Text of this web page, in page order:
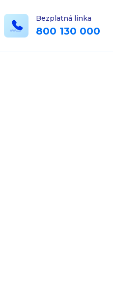
Bezplatná linka
800 130 000